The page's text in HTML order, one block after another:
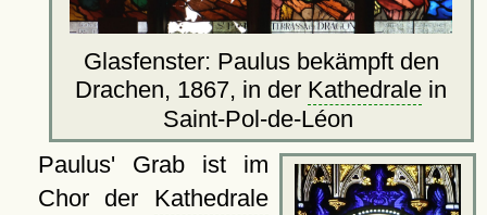
Glasfenster: Paulus bekämpft den
Drachen, 1867, in der Kathedrale in
Saint-Pol-de-Léon
Paulus' Grab ist im
Chor der Kathedrale